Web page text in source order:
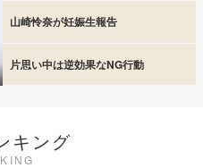
山崎怜奈が妊娠生報告
片思い中は逆効果なNG行動
キング